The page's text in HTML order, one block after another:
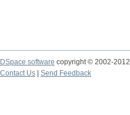
DSpace software copyright © 2002-2012
Contact Us
Send Feedback